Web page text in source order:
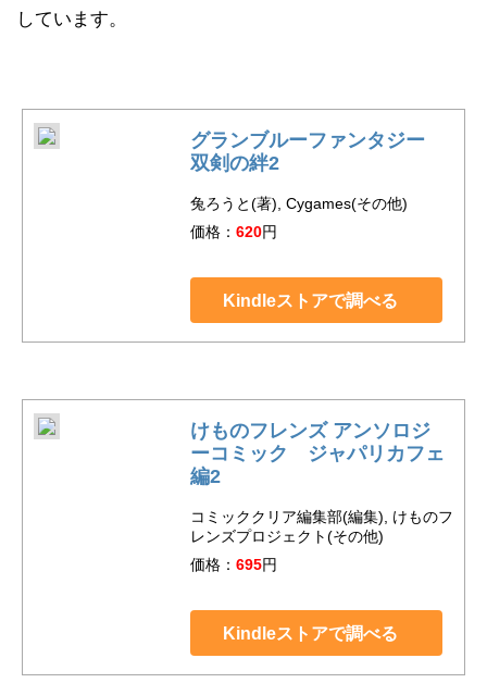
しています。
グランブルーファンタジー
双剣の絆2
兔ろうと(著), Cygames(その他)
価格： 620円
Kindleストアで調べる
けものフレンズ アンソロジ
ーコミック ジャパリカフェ
編2
コミッククリア編集部(編集), けものフ
レンズプロジェクト(その他)
価格： 695円
Kindleストアで調べる